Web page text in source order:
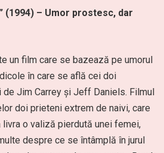
(1994) – Umor prostesc, dar
un film care se bazează pe umorul
în care se află cei doi
Jim Carrey și Jeff Daniels. Filmul
doi prieteni extrem de naivi, care
o valiză pierdută unei femei,
despre ce se întâmplă în jurul